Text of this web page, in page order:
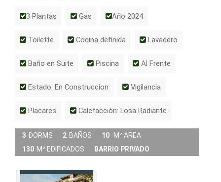
3 Plantas Gas Año 2024
Toilette Cocina definida Lavadero
Baño en Suite Piscina Al Frente
Estado: En Construccion Vigilancia
Placares Calefacción: Losa Radiante
3 DORMS 2 BAÑOS 10
M² AREA
130 M² EDIFICADOS BARRIO PRIVADO